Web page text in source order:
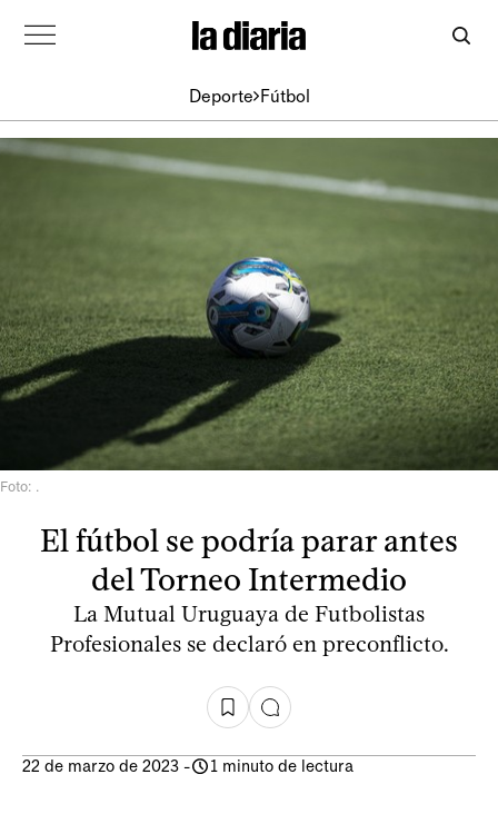
Deporte Fútbol
Foto: .
El fútbol se podría parar antes
del Torneo Intermedio
La Mutual Uruguaya de Futbolistas
Profesionales se declaró en preconflicto.
22 de marzo de 2023 - 1 minuto de lectura